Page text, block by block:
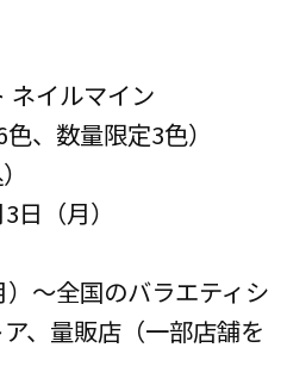
ネイルマイン
、数量限定3色）
日（月）
～全国のバラエティシ
、量販店（一部店舗を